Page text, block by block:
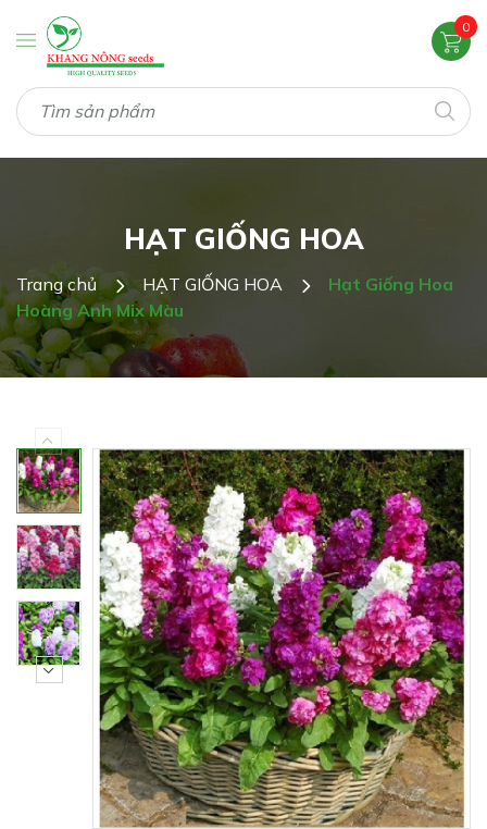
0
HẠT GIỐNG HOA
Trang chủ HẠT GIỐNG HOA
Hạt Giống Hoa
Hoàng Anh Mix Màu